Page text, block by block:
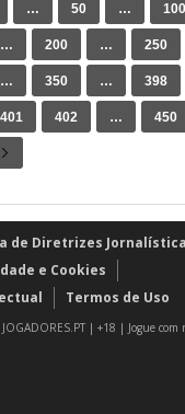
… 50 … 100
… 200 … 250
… 350 … 398
401 402 … 450
de Diretrizes
e Cookies
Termos de Uso
| +18 | Jogue com